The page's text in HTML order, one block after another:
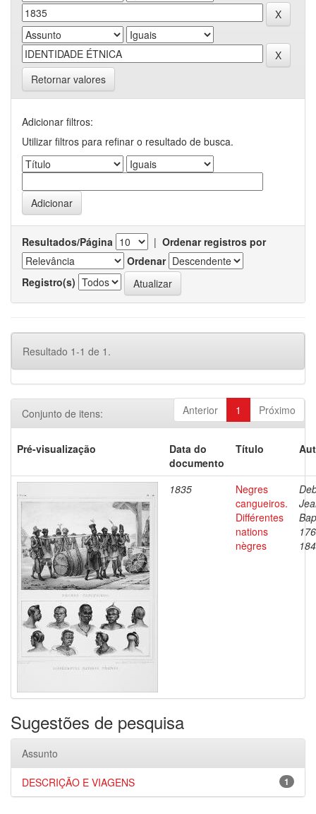
Retornar valores
Adicionar filtros:
Utilizar filtros para refinar o resultado de busca.
Resultados/Página | Ordenar registros por
Ordenar
Registro(s)
Resultado 1-1 de 1.
Anterior 1 Próximo
Conjunto de itens:
Pré-visualização
Data do
documento
Título
1835
Negres
cangueiros.
Différentes
nations
nègres
Sugestões de pesquisa
Assunto
1
DESCRIÇÃO E VIAGENS